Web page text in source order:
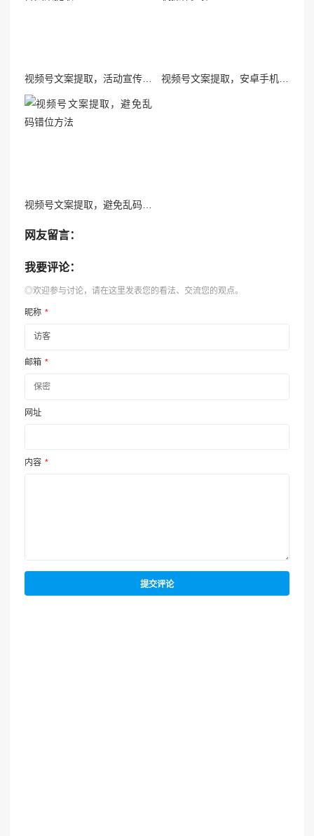
视频号文案提取，安卓手机操作步骤
网友留言：
我要评论：
◎欢迎参与讨论，请在这里发表您的看法、交流您的观点。
昵称 *
邮箱 *
网址
内容 *